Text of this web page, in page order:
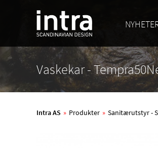
Vaskekar -
Intra AS » Produkter » Sanitærutstyr -